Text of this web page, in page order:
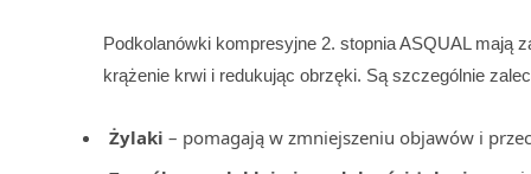
Podkolanówki kompresyjne 2. stopnia ASQUAL mają
krążenie krwi i redukując obrzęki. Są szczególnie
Żylaki – pomagają w zmniejszeniu objawów i